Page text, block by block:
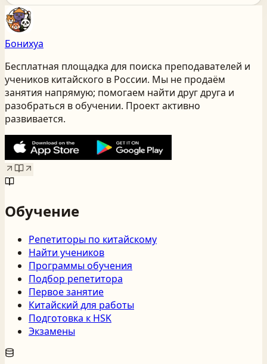
Бонихуа
Бесплатная площадка для поиска преподавателей и
учеников китайского в России. Мы не продаём
занятия напрямую; помогаем найти друг друга и
разобраться в обучении. Проект активно
развивается.
Обучение
Репетиторы по китайскому
Найти учеников
Программы обучения
Подбор репетитора
Первое занятие
Китайский для работы
Подготовка к HSK
Экзамены